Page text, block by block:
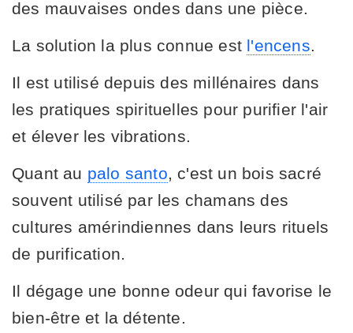
des mauvaises ondes dans une pièce.
La solution la plus connue est l'encens.
Il est utilisé depuis des millénaires dans
les pratiques spirituelles pour purifier l'air
et élever les vibrations.
Quant au palo santo, c'est un bois sacré
souvent utilisé par les chamans des
cultures amérindiennes dans leurs rituels
de purification.
Il dégage une bonne odeur qui favorise le
bien-être et la détente.